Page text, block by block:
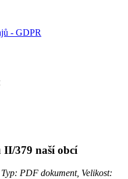
- GDPR
379 naší obcí
Typ: PDF dokument, Velikost: